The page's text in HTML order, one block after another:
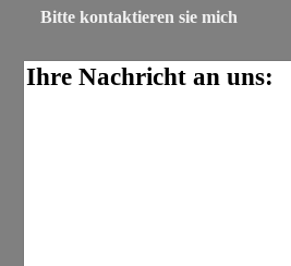
Bitte kontaktieren sie mich